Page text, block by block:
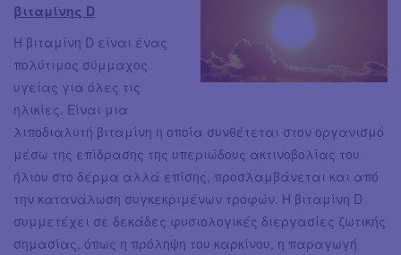
βιταμίνης D
Η βιταμίνη D είναι ένας
πολύτιμος σύμμαχος
υγείας για όλες τις
ηλικίες. Είναι μια
λιποδιαλυτή βιταμίνη η οποία συνθέτεται στον οργανισμό
μέσω της επίδρασης της υπεριώδους ακτινοβολίας του
ήλιου στο δέρμα αλλά επίσης, προσλαμβάνεται και από
την κατανάλωση συγκεκριμένων τροφών. Η βιταμίνη D
συμμετέχει σε δεκάδες φυσιολογικές διεργασίες ζωτικής
σημασίας, όπως η πρόληψη του καρκίνου, η παραγωγή